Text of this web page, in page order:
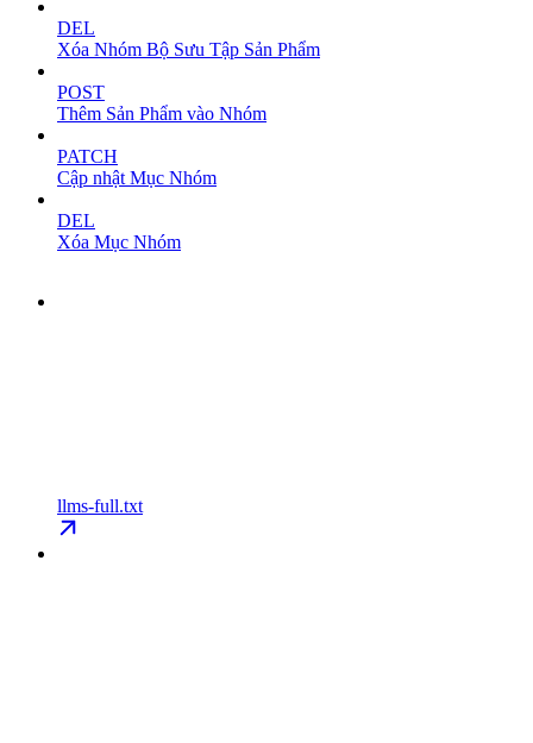
DEL
Xóa Nhóm Bộ Sưu Tập Sản Phẩm
POST
Thêm Sản Phẩm vào Nhóm
PATCH
Cập nhật Mục Nhóm
DEL
Xóa Mục Nhóm
llms-full.txt